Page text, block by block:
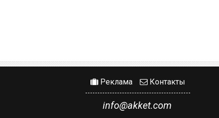
Реклама Контакты
info@akket.com